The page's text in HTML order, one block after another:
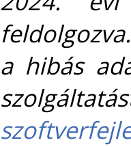
a hibás